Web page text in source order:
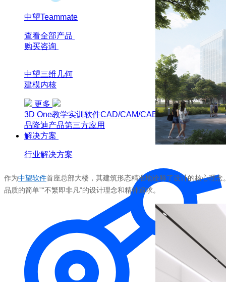
中望Teammate
查看全部产品
购买咨询
中望三维几何
建模内核
更多
3D One教学实训软件CAD/CAM/CAE软件教育版博超产
品隆迪产品第三方应用
解决方案
行业解决方案
作为中望软件首座总部大楼，其建筑形态精准地诠释了设计的核心理
品质的简单”“不繁即非凡”的设计理念和精神追求。